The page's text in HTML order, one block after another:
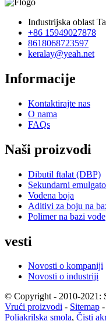
Industrijska oblast
+86 15949027878
8618068723597
keralay@yeah.net
Informacije
Kontaktirajte nas
O nama
FAQs
Naši proizvodi
Dibutil ftalat (DBP)
Sekundarni
Vodena boja
Aditivi za boju na
Polimer na bazi vode
vesti
Novosti o kompaniji
Novosti o industriji
© Copyright - 2010-2021:
Vrući proizvodi - Sitemap -
Poliakrilska smola, Čisti